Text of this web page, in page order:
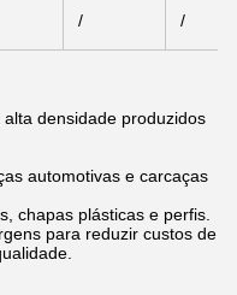
/ /
densidade produzidos
automotivas e carcaças
chapas plásticas e perfis.
para reduzir custos de